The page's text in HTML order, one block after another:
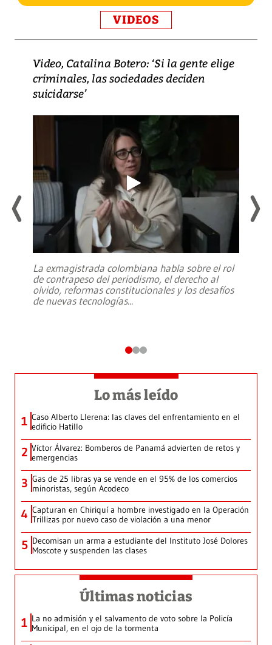
VIDEOS
Video, Catalina Botero: ‘Si la gente elige
criminales, las sociedades deciden
suicidarse’
La exmagistrada colombiana habla sobre el rol
de contrapeso del periodismo, el derecho al
olvido, reformas constitucionales y los desafíos
de nuevas tecnologías...
Lo más leído
1 Caso Alberto Llerena: las claves del enfrentamiento en el
edificio Hatillo
2 Víctor Álvarez: Bomberos de Panamá advierten de retos y
emergencias
3 Gas de 25 libras ya se vende en el 95% de los comercios
minoristas, según Acodeco
4 Capturan en Chiriquí a hombre investigado en la Operación
Trillizas por nuevo caso de violación a una menor
5 Decomisan un arma a estudiante del Instituto José Dolores
Moscote y suspenden las clases
Últimas noticias
1 La no admisión y el salvamento de voto sobre la Policía
Municipal, en el ojo de la tormenta